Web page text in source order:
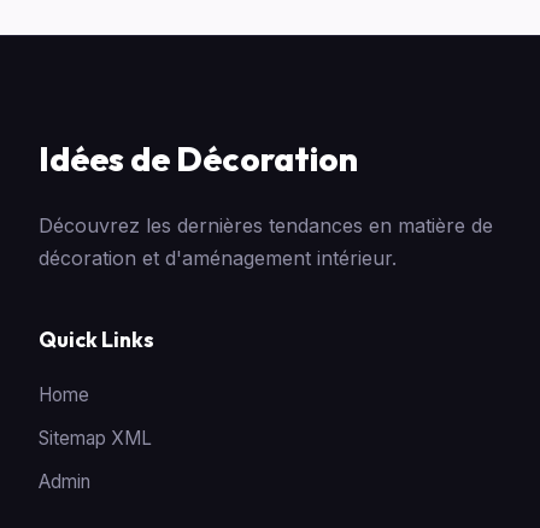
Idées de Décoration
Découvrez les dernières tendances en matière de
décoration et d'aménagement intérieur.
Quick Links
Home
Sitemap XML
Admin